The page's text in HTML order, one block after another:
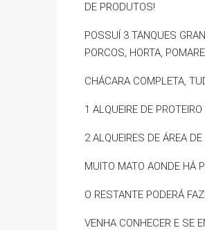
DE PRODUTOS!
POSSUÍ 3 TANQUES
PORCOS, HORTA,
CHÁCARA COMPLETA,
1 ALQUEIRE DE
2 ALQUEIRES DE ÁREA
MUITO MATO AONDE HÁ
O RESTANTE PODERÁ
VENHA CONHECER E SE